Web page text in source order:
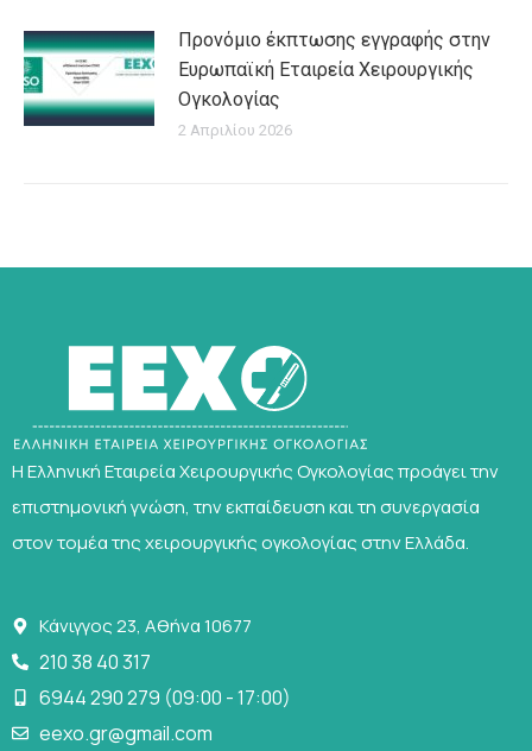
Προνόμιο έκπτωσης εγγραφής στην
Ευρωπαϊκή Εταιρεία Χειρουργικής
Ογκολογίας
2 Απριλίου 2026
Η Ελληνική Εταιρεία Χειρουργικής Ογκολογίας προάγει την
επιστημονική γνώση, την εκπαίδευση και τη συνεργασία
στον τομέα της χειρουργικής ογκολογίας στην Ελλάδα.
Κάνιγγος 23, Αθήνα 10677
210 38 40 317
6944 290 279 (09:00 - 17:00)
eexo.gr@gmail.com